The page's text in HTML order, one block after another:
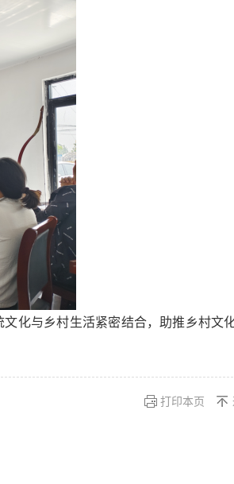
化与乡村生活紧密结合，助推乡村文化
打印本页